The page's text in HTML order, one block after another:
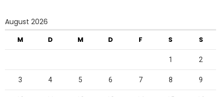
August 2026
M D M D F S S
1 2
3 4 5 6 7 8 9